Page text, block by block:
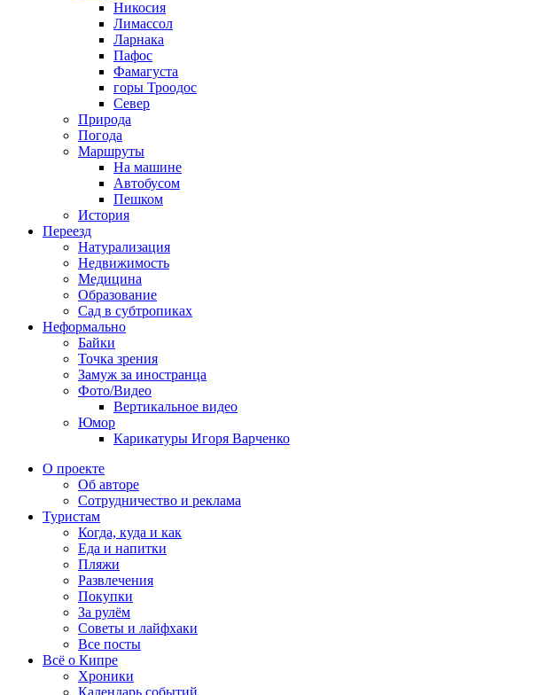
Никосия
Лимассол
Ларнака
Пафос
Фамагуста
горы Троодос
Север
Природа
Погода
Маршруты
На машине
Автобусом
Пешком
История
Переезд
Натурализация
Недвижимость
Медицина
Образование
Сад в субтропиках
Неформально
Байки
Точка зрения
Замуж за иностранца
Фото/Видео
Вертикальное видео
Юмор
Карикатуры Игоря Варченко
О проекте
Об авторе
Сотрудничество и реклама
Туристам
Когда, куда и как
Еда и напитки
Пляжи
Развлечения
Покупки
За рулём
Советы и лайфхаки
Все посты
Всё о Кипре
Хроники
Календарь событий